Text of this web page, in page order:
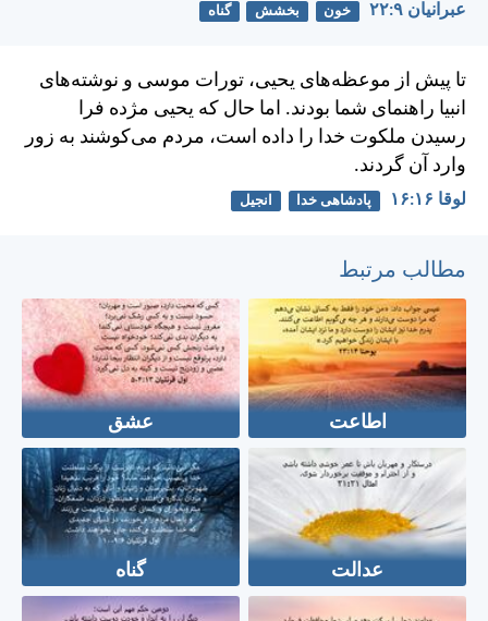
عبرانيان ۹:‏۲۲ خون بخشش گناه
تا پيش از موعظه‌های يحيی، تورات موسی و نوشته‌های
انبیا راهنمای شما بودند. اما حال كه يحيی مژده فرا
رسيدن ملكوت خدا را داده است، مردم می‌كوشند به زور
وارد آن گردند.
لوقا ۱۶:‏۱۶ پادشاهی خدا انجیل
مطالب مرتبط
اطاعت عشق
عدالت گناه